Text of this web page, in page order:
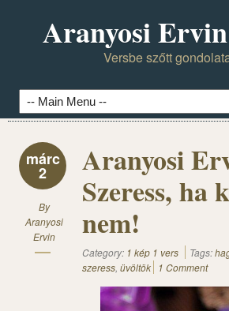
Aranyosi
Versbe szőtt
márc
2
By
Aranyosi
Ervin
Aranyosi
Szeress, ha
nem!
Category: 1 kép 1 vers Tags:
szeress, üvöltök 1 Comment